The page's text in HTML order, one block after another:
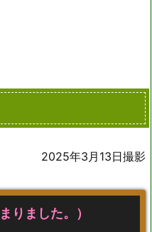
2025年3月13日撮影
りました。）